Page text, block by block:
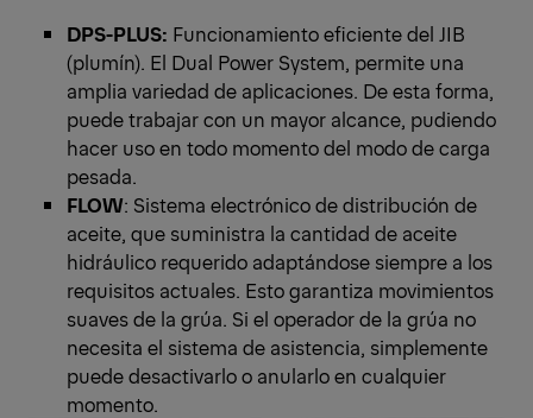
DPS-PLUS: Funcionamiento eficiente del JIB
(plumín). El Dual Power System, permite una
amplia variedad de aplicaciones. De esta forma,
puede trabajar con un mayor alcance, pudiendo
hacer uso en todo momento del modo de carga
pesada.
FLOW: Sistema electrónico de distribución de
aceite, que suministra la cantidad de aceite
hidráulico requerido adaptándose siempre a los
requisitos actuales. Esto garantiza movimientos
suaves de la grúa. Si el operador de la grúa no
necesita el sistema de asistencia, simplemente
puede desactivarlo o anularlo en cualquier
momento.